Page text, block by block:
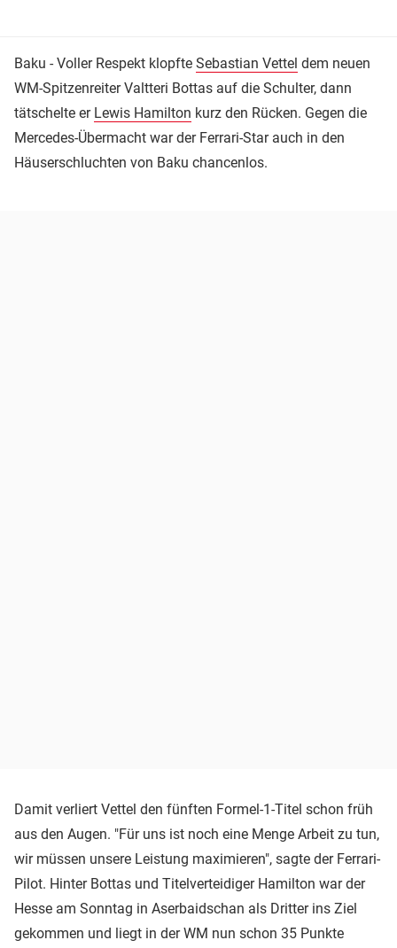
Baku - Voller Respekt klopfte Sebastian Vettel dem neuen
WM-Spitzenreiter Valtteri Bottas auf die Schulter, dann
tätschelte er Lewis Hamilton kurz den Rücken. Gegen die
Mercedes-Übermacht war der Ferrari-Star auch in den
Häuserschluchten von Baku chancenlos.
Damit verliert Vettel den fünften Formel-1-Titel schon früh
aus den Augen. "Für uns ist noch eine Menge Arbeit zu tun,
wir müssen unsere Leistung maximieren", sagte der Ferrari-
Pilot. Hinter Bottas und Titelverteidiger Hamilton war der
Hesse am Sonntag in Aserbaidschan als Dritter ins Ziel
gekommen und liegt in der WM nun schon 35 Punkte